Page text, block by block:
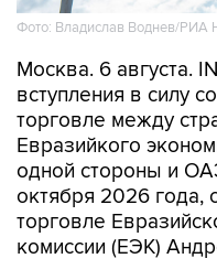
Фото: Владислав Воднев/РИА
Москва. 6 августа.
вступления в силу
торговле между
Евразийкого
одной стороны и
октября 2026 года,
торговле
комиссии (ЕЭК)